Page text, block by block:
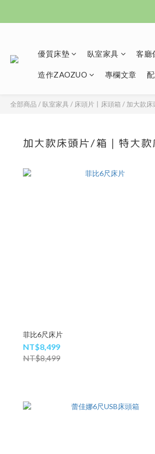
優質床墊 臥室家具 客廳
造作ZAOZUO 專欄文章
全部商品 / 臥室家具 / 床頭片丨床頭箱 / 加大款
加大款床頭片/箱｜特大
菲比6尺床片
NT$8,499
NT$8,499